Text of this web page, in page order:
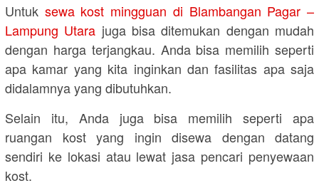
Untuk sewa kost mingguan di Blambangan Pagar –
Lampung Utara juga bisa ditemukan dengan mudah
dengan harga terjangkau. Anda bisa memilih seperti
apa kamar yang kita inginkan dan fasilitas apa saja
didalamnya yang dibutuhkan.
Selain itu, Anda juga bisa memilih seperti apa
ruangan kost yang ingin disewa dengan datang
sendiri ke lokasi atau lewat jasa pencari penyewaan
kost.